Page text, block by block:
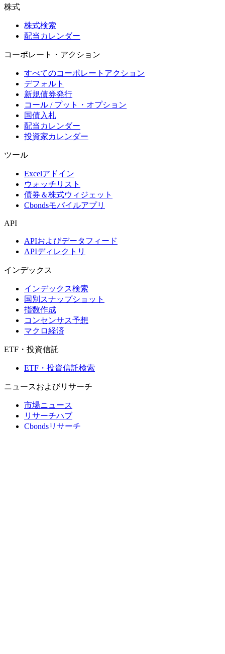
株式
株式検索
配当カレンダー
コーポレート・アクション
すべてのコーポレートアクション
デフォルト
新規債券発行
コール / プット・オプション
国債入札
配当カレンダー
投資家カレンダー
ツール
Excelアドイン
ウォッチリスト
債券＆株式ウィジェット
Cbondsモバイルアプリ
API
APIおよびデータフィード
APIディレクトリ
インデックス
インデックス検索
国別スナップショット
指数作成
コンセンサス予想
マクロ経済
ETF・投資信託
ETF・投資信託検索
ニュースおよびリサーチ
市場ニュース
リサーチハブ
Cbondsリサーチ